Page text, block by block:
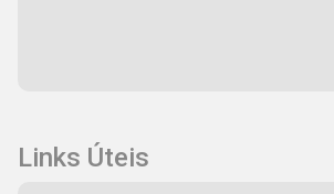
Links Úteis